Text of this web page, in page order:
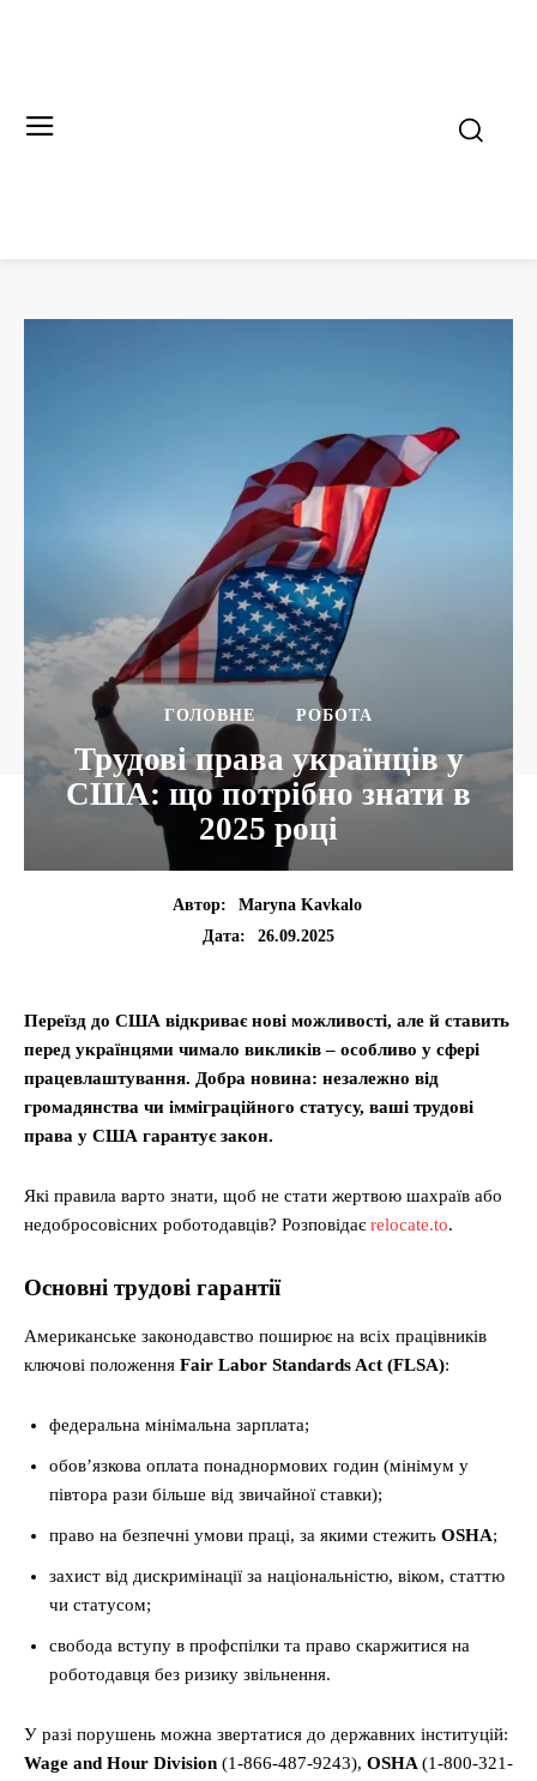
ГОЛОВНЕ РОБОТА
Трудові права українців у
США: що потрібно знати в
2025 році
Автор:
Maryna Kavkalo
Дата:
26.09.2025
Переїзд до США відкриває нові можливості, але й ставить
перед українцями чимало викликів – особливо у сфері
працевлаштування. Добра новина: незалежно від
громадянства чи імміграційного статусу, ваші трудові
права у США гарантує закон.
Які правила варто знати, щоб не стати жертвою шахраїв або
недобросовісних роботодавців? Розповідаєrelocate.to.
Основні трудові гарантії
Американське законодавство поширює на всіх працівників
ключові положення Fair Labor Standards Act (FLSA):
федеральна мінімальна зарплата;
обов’язкова оплата понаднормових годин (мінімум у
півтора рази більше від звичайної ставки);
право на безпечні умови праці, за якими стежить OSHA;
захист від дискримінації за національністю, віком, статтю
чи статусом;
свобода вступу в профспілки та право скаржитися на
роботодавця без ризику звільнення.
У разі порушень можна звертатися до державних інституцій:
Wage and Hour Division (1-866-487-9243), OSHA(1-800-321-